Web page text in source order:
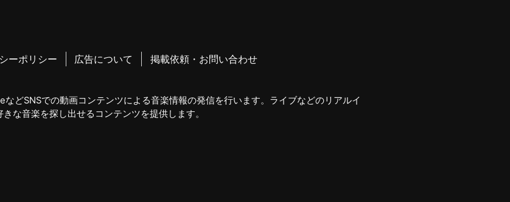
ーポリシー 広告について 掲載依頼・お問い合わせ
どSNSでの動画コンテンツによる音楽情報の発信を行います。ライブなどのリアルイ
な音楽を探し出せるコンテンツを提供します。